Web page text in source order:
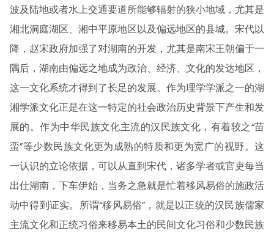
波及陆地或者水上交通要道所能够辐射的狭小地域，尤其是
湘北洞庭湖区、湘中平原地区以及偏远地区的县城。宋代以
降，赵宋政府加强了对湖南的开发，尤其是南宋王朝偏于一
隅后，湖南由偏远之地成为政治、经济、文化的发达地区，
这一文化系统才得到了长足的发展。作为理学学派之一的湖
湘学派文化正是在这一特定的社会政治历史背景下产生和发
展的。作为中华民族文化主流的汉民族文化，有着较之“苗
蛮”等少数民族文化更为成熟的特质和更为宽广的视野。这
一认识的立论依据，可以从直到宋代，诸多学者或官吏每当
出仕湖南，下车伊始，当务之急就是忙着移风易俗的施政活
动中得到证实。所谓“移风易俗”，就是以正统的汉民族儒家
主流文化和正统习俗来移易本土的民间文化习俗和少数民族